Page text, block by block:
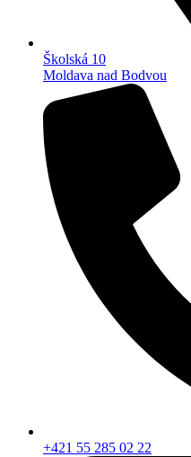
Školská 10
Moldava nad Bodvou
+421 55 285 02 22